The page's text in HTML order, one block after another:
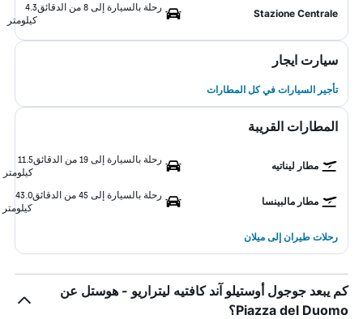
Stazione Centrale
رحلة بالسيارة إلى 8 من الدقائق
4.3
كيلومتر
سيارت ايجار
تأجير السيارات في كل المطارات
المطارات القريبة
مطار ليناتيه
رحلة بالسيارة إلى 19 من الدقائق
11.5
كيلومتر
مطار مالبينسا
رحلة بالسيارة إلى 45 من الدقائق
43.0
كيلومتر
رحلات طيران إلى ميلان
كم يبعد جوجول أوستيلو آند كافتيه ليتراريو - هوستل عن
Piazza del Duomo؟